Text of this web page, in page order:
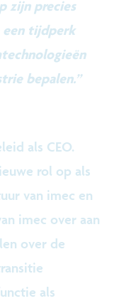
zijn precies
een tijdperk
bepalen.”
als CEO.
rol op als
van imec en
imec over aan
over de
als